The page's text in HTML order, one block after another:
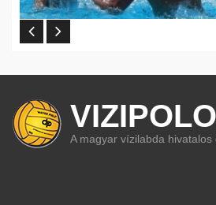
A magyar vízilabda hivatalos